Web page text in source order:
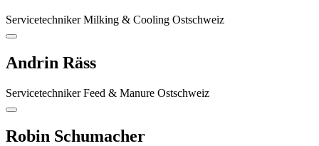
Servicetechniker Milking & Cooling Ostschweiz
Andrin Räss
Servicetechniker Feed & Manure Ostschweiz
Robin Schumacher